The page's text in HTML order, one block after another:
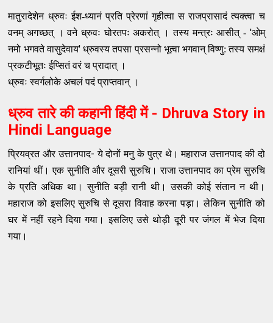
मातुरादेशेन ध्रुवः ईश-ध्यानं प्रति प्रेरणां गृहीत्वा स राजप्रासादं त्यक्त्वा च
वनम् अगच्छत् । वने ध्रुवः घोरतपः अकरोत् । तस्य मन्त्रः आसीत् - 'ओम्
नमो भगवते वासुदेवाय'ध्रुवस्य तपसा प्रसन्नो भूत्वा भगवान् विष्णु: तस्य समक्षं
प्रकटीभूतः ईप्सितं वरं च प्रादात् ।
ध्रुवः स्वर्गलोके अचलं पदं प्राप्तवान् ।
ध्रुव तारे की कहानी हिंदी में - Dhruva Story in
Hindi Language
प्रियव्रत और उत्तानपाद- ये दोनों मनु के पुत्र थे। महाराज उत्तानपाद की दो
रानियां थीं। एक सुनीति और दूसरी सुरुचि। राजा उत्तानपाद का प्रेम सुरुचि
के प्रति अधिक था। सुनीति बड़ी रानी थी। उसकी कोई संतान न थी।
महाराज को इसलिए सुरुचि से दूसरा विवाह करना पड़ा। लेकिन सुनीति को
घर में नहीं रहने दिया गया। इसलिए उसे थोड़ी दूरी पर जंगल में भेज दिया
गया।